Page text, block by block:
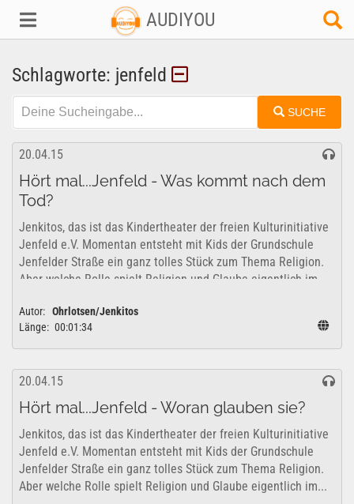
AUDIYOU
Schlagworte: jenfeld
SUCHE
20.04.15
Hört mal...Jenfeld - Was kommt nach dem
Tod?
Jenkitos, das ist das Kindertheater der freien Kulturinitiative
Jenfeld e.V. Momentan entsteht mit Kids der Grundschule
Jenfelder Straße ein ganz tolles Stück zum Thema Religion.
Aber welche Rolle spielt Religion und Glaube eigentlich im...
Autor: Ohrlotsen/Jenkitos
Länge: 00:01:34
20.04.15
Hört mal...Jenfeld - Woran glauben sie?
Jenkitos, das ist das Kindertheater der freien Kulturinitiative
Jenfeld e.V. Momentan entsteht mit Kids der Grundschule
Jenfelder Straße ein ganz tolles Stück zum Thema Religion.
Aber welche Rolle spielt Religion und Glaube eigentlich im...